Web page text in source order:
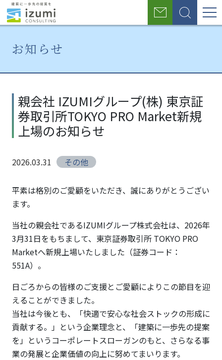
グ
ロ
ー
ゲ
ー
ョ
ン
お
問
検
索
お知らせ
ら
せ
グルー
プ(株)
東京証
券取引
TOKYO
Market
知らせ
親会社 IZUMIグループ(株) 東京証
券取引所TOKYO PRO Market新規
上場のお知らせ
2026.03.31 その他
平素は格別のご愛顧をいただき、誠にありがとうござい
ます。
当社の親会社であるIZUMIグループ株式会社は、2026年
3月31日をもちまして、東京証券取引所 TOKYO PRO
Marketへ新規上場いたしました（証券コード：
551A）。
日ごろからの皆様のご支援とご愛顧によりこの節目を迎
えることができました。
当社は今後とも、「快適で安心な社会ストックの形成に
貢献する。」という企業理念と、「建築に一歩先の提案
を」というコーポレートスローガンのもと、さらなる事
業の発展と企業価値の向上に努めてまいります。